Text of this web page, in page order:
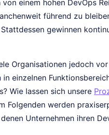
einem hohen DevOps
führend zu
gewinnen
Organisationen jedoch vor
einzelnen
Wie lassen sich unsere
Folgenden werden
Unternehmen ihren